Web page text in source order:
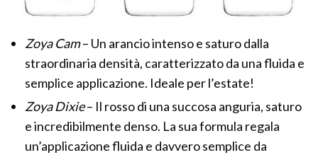
Zoya Cam– Un arancio intenso e saturo dalla
straordinaria densità, caratterizzato da una fluida e
semplice applicazione. Ideale per l’estate!
Zoya Dixie– Il rosso di una succosa anguria, saturo
e incredibilmente denso. La sua formula regala
un’applicazione fluida e davvero semplice da